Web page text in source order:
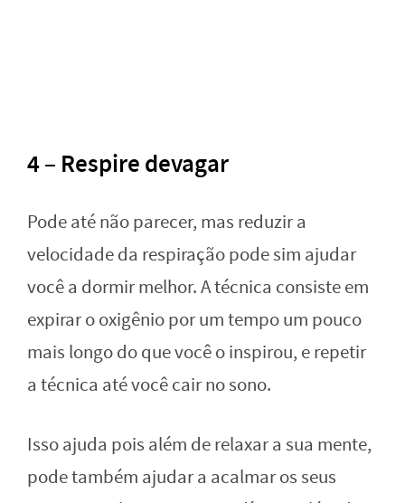
4 – Respire devagar
Pode até não parecer, mas reduzir a
velocidade da respiração pode sim ajudar
você a dormir melhor. A técnica consiste em
expirar o oxigênio por um tempo um pouco
mais longo do que você o inspirou, e repetir
a técnica até você cair no sono.
Isso ajuda pois além de relaxar a sua mente,
pode também ajudar a acalmar os seus